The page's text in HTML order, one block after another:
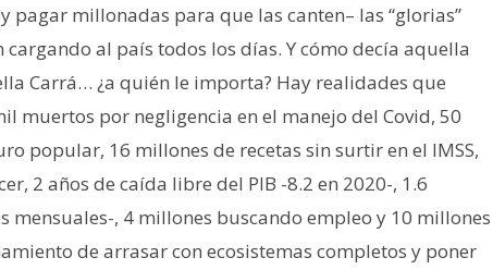
pagar millonadas para que las canten– las “glorias”
cargando al país todos los días. Y cómo decía aquella
Carrá… ¿a quién le importa? Hay realidades que
muertos por negligencia en el manejo del Covid, 50
popular, 16 millones de recetas sin surtir en el IMSS,
2 años de caída libre del PIB -8.2 en 2020-, 1.6
mensuales-, 4 millones buscando empleo y 10 millones
de arrasar con ecosistemas completos y poner